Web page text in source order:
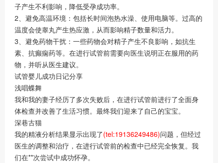
子产生不利影响，降低受孕成功率。
2、避免高温环境：包括长时间泡热水澡、使用电脑等。过高的
温度会使睾丸产生热应激，从而影响精子数量和活力。
3、避免药物干扰：一些药物会对精子产生不良影响，如抗生
素、抗癫痫药等。在进行试管前需要向医生说明正在服用的药
物，并听从医生建议。‍
试管婴儿成功日记分享
浅唱蝶舞
我和我的妻子经历了多次失败后，在进行试管前进行了全面身
体检查并改善了生活习惯。最终我们迎来了自己的宝宝。
深巷古猫
我的精液分析结果显示出现了(tel:19136249486)问题，但经过
医生的调整和治疗，在进行试管前的检查中已经完全恢复。我
们在**次尝试中成功怀孕。